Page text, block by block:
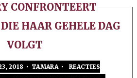
CONFRONTEERT
HAAR GEHELE DAG
VOLGT
2018 • TAMARA •
REACTIES